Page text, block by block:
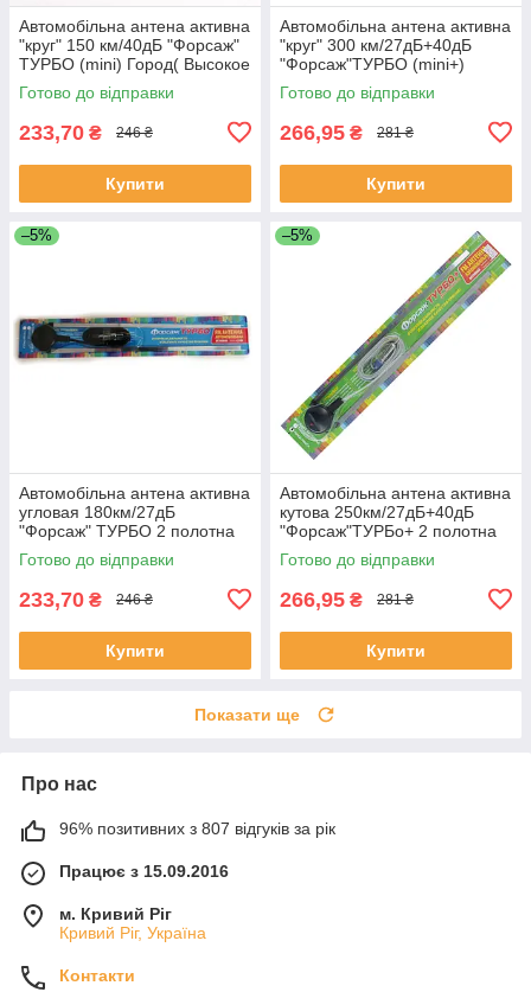
Автомобільна антена активна
"круг" 150 км/40дБ "Форсаж"
ТУРБО (mini) Город( Высокое
якість приема)
Готово до відправки
233,70 ₴ 246 ₴
Купити
Автомобільна антена активна
"круг" 300 км/27дБ+40дБ
"Форсаж"ТУРБО (mini+)
Город/Трасса( Высокое якість
приема
Готово до відправки
266,95 ₴ 281 ₴
Купити
–5%
Автомобільна антена активна
угловая 180км/27дБ
"Форсаж" ТУРБО 2 полотна
Город( Высокое якість
приема)
Готово до відправки
233,70 ₴ 246 ₴
Купити
–5%
Автомобільна антена активна
кутова 250км/27дБ+40дБ
"Форсаж"ТУРБо+ 2 полотна
місто/Трас.( Вис. якість
прийому)
Готово до відправки
266,95 ₴ 281 ₴
Купити
Показати ще
Про нас
96% позитивних з 807 відгуків за рік
Працює з 15.09.2016
м. Кривий Ріг
Кривий Ріг, Україна
Контакти